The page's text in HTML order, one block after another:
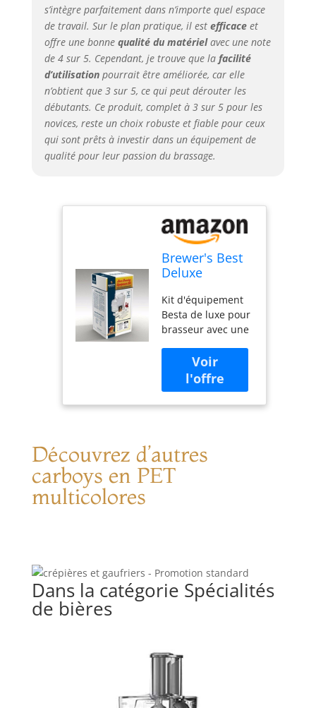
s’intègre parfaitement dans n’importe quel espace
de travail. Sur le plan pratique, il est efficaceet
offre une bonne qualité du matérielavec une note
de 4 sur 5. Cependant, je trouve que la facilité
d’utilisationpourrait être améliorée, car elle
n’obtient que 3 sur 5, ce qui peut dérouter les
débutants. Ce produit, complet à 3 sur 5 pour les
novices, reste un choix robuste et fiable pour ceux
qui sont prêts à investir dans un équipement de
qualité pour leur passion du brassage.
Brewer's Best
Deluxe
Carboy PET
Multicolore
Kit d'équipement
Besta de luxe pour
brasseur avec une
de carburant. Le
kit comprend : 6
Fermenteur
primaire « Ale
couvercle à œillet6
Fabriqué aux États-
Unis
Découvrez d’autres
carboys en PET
multicolores
Dans la catégorie Spécialités
de bières